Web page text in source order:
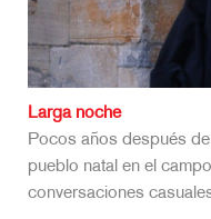
Larga noche
Pocos años después
pueblo natal en el
conversaciones